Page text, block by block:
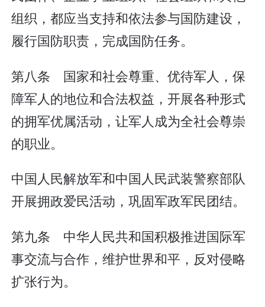
组织，都应当支持和依法参与国防建设，
履行国防职责，完成国防任务。
第八条 国家和社会尊重、优待军人，保
障军人的地位和合法权益，开展各种形式
的拥军优属活动，让军人成为全社会尊崇
的职业。
中国人民解放军和中国人民武装警察部队
开展拥政爱民活动，巩固军政军民团结。
第九条 中华人民共和国积极推进国际军
事交流与合作，维护世界和平，反对侵略
扩张行为。